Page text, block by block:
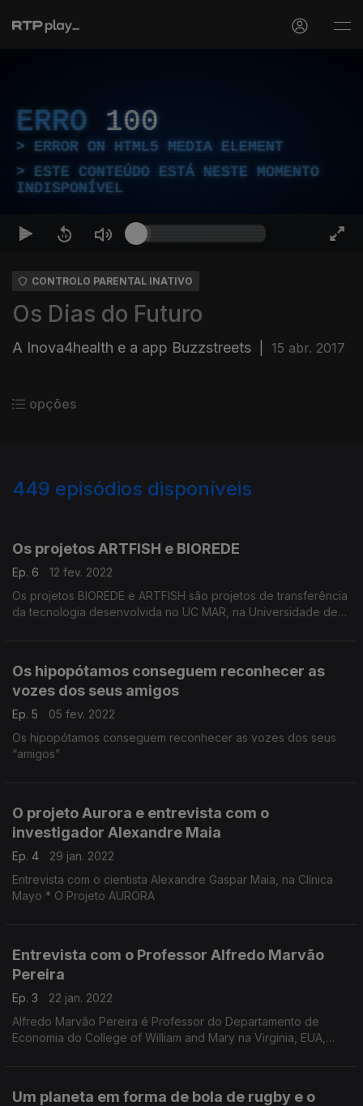
ERRO 100
ERROR ON HTML5 MEDIA ELEMENT
ESTE CONTEÚDO ESTÁ NESTE MOMENTO
INDISPONÍVEL
CONTROLO PARENTAL INATIVO
Os Dias do Futuro
A Inova4health e a app Buzzstreets 15 abr. 2017
opções
449 episódios disponíveis
Os projetos ARTFISH e BIOREDE
Ep. 6
12 fev. 2022
Os projetos BIOREDE e ARTFISH são projetos de transferência
da tecnologia desenvolvida no UC MAR, na Universidade de
Os hipopótamos conseguem reconhecer as
vozes dos seus amigos
Ep. 5
05 fev. 2022
Os hipopótamos conseguem reconhecer as vozes dos seus
“amigos”
O projeto Aurora e entrevista com o
investigador Alexandre Maia
Ep. 4
29 jan. 2022
Entrevista com o cientista Alexandre Gaspar Maia, na Clínica
Mayo * O Projeto AURORA
Entrevista com o Professor Alfredo Marvão
Pereira
Ep. 3
22 jan. 2022
Alfredo Marvão Pereira é Professor do Departamento de
Economia do College of William and Mary na Virginia, EUA,
Um planeta em forma de bola de rugby e o